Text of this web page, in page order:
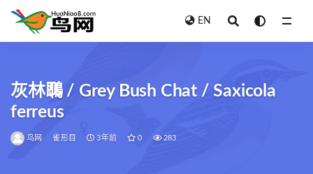
EN
灰林䳭 / Grey Bush Chat / Saxicola
ferreus
鸟网 雀形目 3年前 0 283